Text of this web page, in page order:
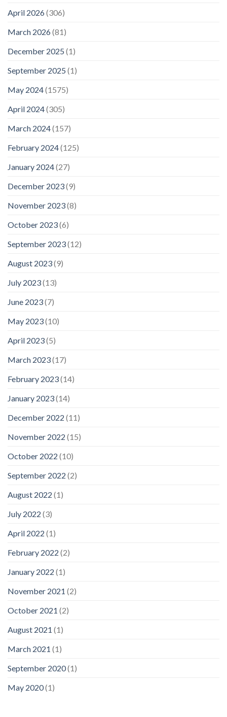
April 2026(306)
March 2026(81)
December 2025 (1)
September 2025 (1)
May 2024(1575)
April 2024(305)
March 2024(157)
February 2024(125)
January 2024(27)
December 2023(9)
November 2023(8)
October 2023(6)
September 2023(12)
August 2023(9)
July 2023(13)
June 2023(7)
May 2023(10)
April 2023(5)
March 2023(17)
February 2023(14)
January 2023(14)
December 2022 (11)
November 2022 (15)
October 2022 (10)
September 2022 (2)
August 2022 (1)
July 2022 (3)
April 2022 (1)
February 2022 (2)
January 2022 (1)
November 2021 (2)
October 2021 (2)
August 2021 (1)
March 2021 (1)
September 2020(1)
May 2020(1)